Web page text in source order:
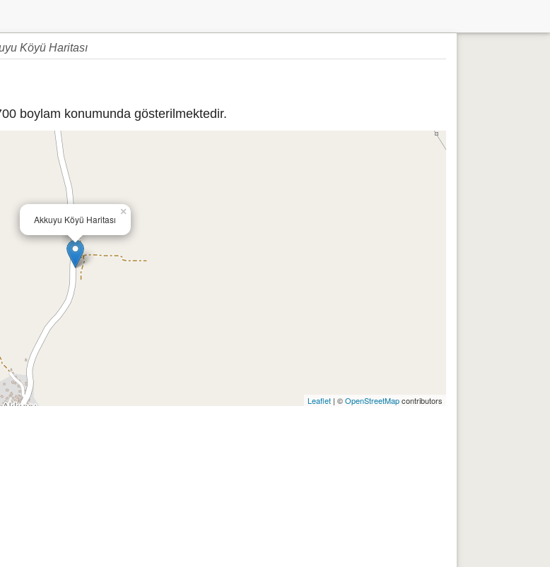
Köyü Haritası
boylam konumunda gösterilmektedir.
Akkuyu Köyü Haritası
×
Leaflet | ©OpenStreetMapcontributors